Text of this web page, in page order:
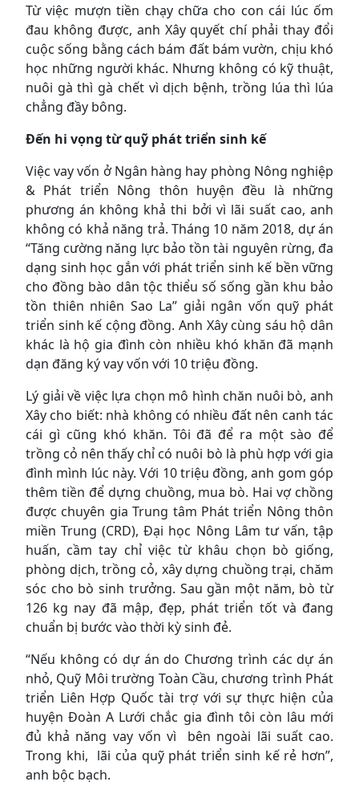
Từ việc mượn tiền chạy chữa cho con cái lúc ốm
đau không được, anh Xây quyết chí phải thay đổi
cuộc sống bằng cách bám đất bám vườn, chịu khó
học những người khác. Nhưng không có kỹ thuật,
nuôi gà thì gà chết vì dịch bệnh, trồng lúa thì lúa
chẳng đầy bông.
Đến hi vọng từ quỹ phát triển sinh kế
Việc vay vốn ở Ngân hàng hay phòng Nông nghiệp
& Phát triển Nông thôn huyện đều là những
phương án không khả thi bởi vì lãi suất cao, anh
không có khả năng trả. Tháng 10 năm 2018, dự án
“Tăng cường năng lực bảo tồn tài nguyên rừng, đa
dạng sinh học gắn với phát triển sinh kế bền vững
cho đồng bào dân tộc thiểu số sống gần khu bảo
tồn thiên nhiên Sao La” giải ngân vốn quỹ phát
triển sinh kế cộng đồng. Anh Xây cùng sáu hộ dân
khác là hộ gia đình còn nhiều khó khăn đã mạnh
dạn đăng ký vay vốn với 10 triệu đồng.
Lý giải về việc lựa chọn mô hình chăn nuôi bò, anh
Xây cho biết: nhà không có nhiều đất nên canh tác
cái gì cũng khó khăn. Tôi đã để ra một sào để
trồng cỏ nên thấy chỉ có nuôi bò là phù hợp với gia
đình mình lúc này. Với 10 triệu đồng, anh gom góp
thêm tiền để dựng chuồng, mua bò. Hai vợ chồng
được chuyên gia Trung tâm Phát triển Nông thôn
miền Trung (CRD), Đại học Nông Lâm tư vấn, tập
huấn, cầm tay chỉ việc từ khâu chọn bò giống,
phòng dịch, trồng cỏ, xây dựng chuồng trại, chăm
sóc cho bò sinh trưởng. Sau gần một năm, bò từ
126 kg nay đã mập, đẹp, phát triển tốt và đang
chuẩn bị bước vào thời kỳ sinh đẻ.
“Nếu không có dự án do Chương trình các dự án
nhỏ, Quỹ Môi trường Toàn Cầu, chương trình Phát
triển Liên Hợp Quốc tài trợ với sự thực hiện của
huyện Đoàn A Lưới chắc gia đình tôi còn lâu mới
đủ khả năng vay vốn vì bên ngoài lãi suất cao.
Trong khi, lãi của quỹ phát triển sinh kế rẻ hơn”,
anh bộc bạch.